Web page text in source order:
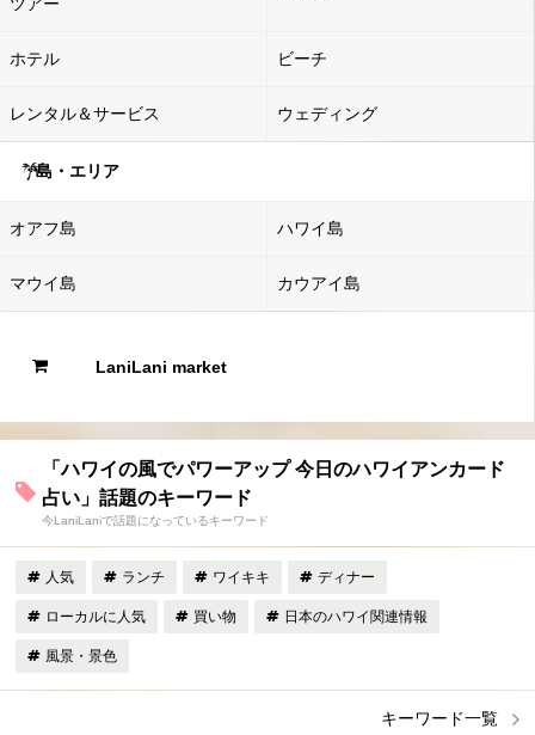
ホテル ビーチ
レンタル＆サービス ウェディング
島・エリア
オアフ島 ハワイ島
マウイ島 カウアイ島
LaniLani market
「ハワイの風でパワーアップ 今日のハワイアンカード
占い」話題のキーワード
今LaniLaniで話題になっているキーワード
人気 ランチ ワイキキ ディナー
ローカルに人気 買い物 日本のハワイ関連情報
風景・景色
キーワード一覧